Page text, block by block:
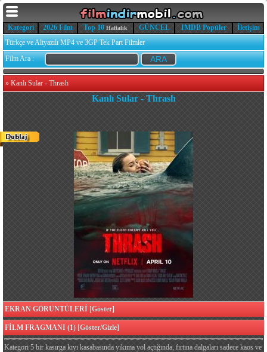
Kategori 2026 Film Top 10 Haftalık GÜNCEL IMDB Popüler
İletişim
Türkçe ve Altyazılı MP4 ve 3GP Tek Part Filmler
Film Ara :
» Kanlı Sular - Thrash
Kanlı Sular - Thrash
EKRAN GÖRÜNTÜLERİ [Göster]
FİLM FRAGMANI (1) [Göster/Gizle]
Kategori 5 bir kasırga kıyı kasabasında yıkıma yol açtığında, fırtına dalgaları sadece kaos ve